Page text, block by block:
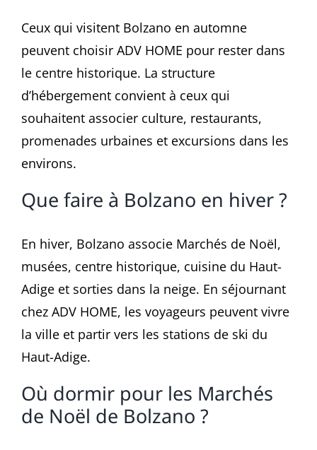
Ceux qui visitent Bolzano en automne
peuvent choisir ADV HOME pour rester dans
le centre historique. La structure
d’hébergement convient à ceux qui
souhaitent associer culture, restaurants,
promenades urbaines et excursions dans les
environs.
Que faire à Bolzano en hiver ?
En hiver, Bolzano associe Marchés de Noël,
musées, centre historique, cuisine du Haut-
Adige et sorties dans la neige. En séjournant
chez ADV HOME, les voyageurs peuvent vivre
la ville et partir vers les stations de ski du
Haut-Adige.
Où dormir pour les Marchés
de Noël de Bolzano ?